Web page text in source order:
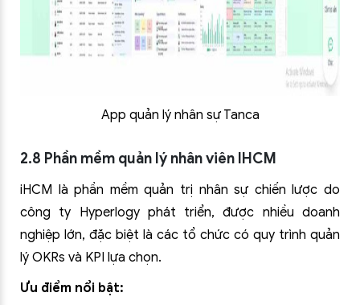
App quản lý nhân sự Tanca
2.8 Phần mềm quản lý nhân viên IHCM
iHCM là phần mềm quản trị nhân sự chiến lược do
công ty Hyperlogy phát triển, được nhiều doanh
nghiệp lớn, đặc biệt là các tổ chức có quy trình quản
lý OKRs và KPI lựa chọn.
Ưu điểm nổi bật: